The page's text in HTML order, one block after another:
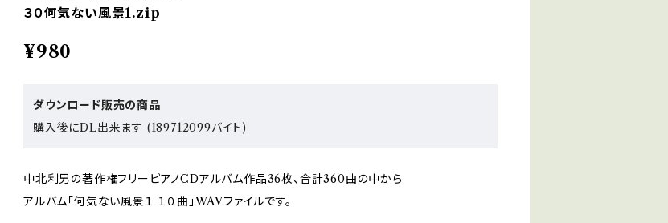
３０何気ない風景1.zip
¥980
ダウンロード販売の商品
購入後にDL出来ます (189712099バイト)
中北利男の著作権フリーピアノCDアルバム作品36枚、合計360曲の中から
アルバム「何気ない風景１ １０曲」WAVファイルです。